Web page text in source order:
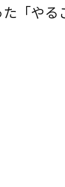
「やる